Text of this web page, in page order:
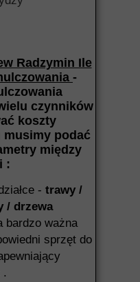
Radzymin Ile
-
czynników
koszty
musimy podać
między
:
- trawy /
/ drzewa
bardzo ważna
sprzęt do
.